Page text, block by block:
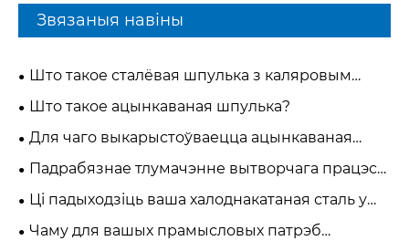
Звязаныя навіны
Што такое сталёвая шпулька з каляровым
пакрыццём?
Што такое ацынкаваная шпулька?
Для чаго выкарыстоўваецца ацынкаваная
сталёвая шпулька?
Падрабязнае тлумачэнне вытворчага працэсу
каляровай пакрыцця сталёвай шпулькі
Ці падыходзіць ваша халоднакатаная сталь у
рулонах для глыбокай выцяжкі або простай
Чаму для вашых прамысловых патрэб